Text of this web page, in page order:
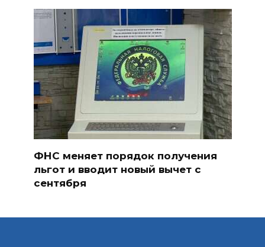
ФНС меняет порядок получения
льгот и вводит новый вычет с
сентября